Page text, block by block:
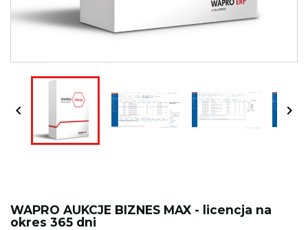
 
WAPRO AUKCJE BIZNES MAX - licencja na
okres 365 dni